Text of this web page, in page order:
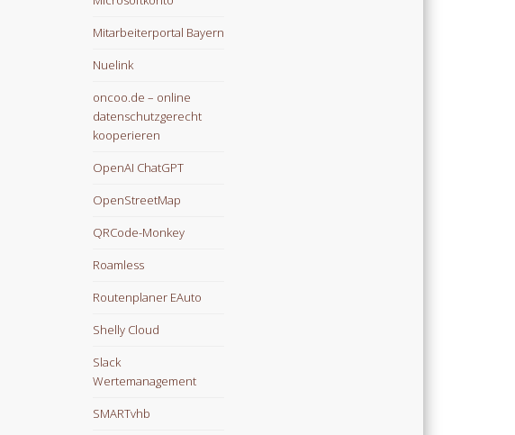
Mitarbeiterportal Bayern
Nuelink
oncoo.de – online
datenschutzgerecht
kooperieren
OpenAI ChatGPT
OpenStreetMap
QRCode-Monkey
Roamless
Routenplaner EAuto
Shelly Cloud
Slack
Wertemanagement
SMARTvhb